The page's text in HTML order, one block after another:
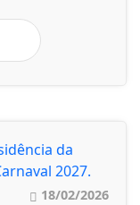
18/02/2026